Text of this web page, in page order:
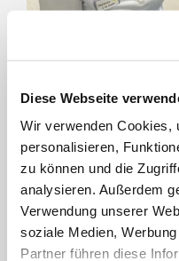
Diese Webseite
Wir verwenden Cookies,
personalisieren,
zu können und die
analysieren. Außerdem
Verwendung unserer
soziale Medien,
Partner führen diese
In einer modernen
setzen wir uns für die
Wohlbefinden Ihres
Liebling gemäß unseres
und Verstand“ und